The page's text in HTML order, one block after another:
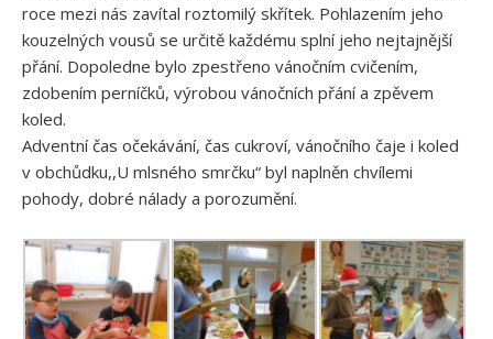
roce mezi nás zavítal roztomilý skřítek. Pohlazením jeho
kouzelných vousů se určitě každému splní jeho nejtajnější
přání. Dopoledne bylo zpestřeno vánočním cvičením,
zdobením perníčků, výrobou vánočních přání a zpěvem
koled.
Adventní čas očekávání, čas cukroví, vánočního čaje i koled
v obchůdku,,U mlsného smrčku“ byl naplněn chvílemi
pohody, dobré nálady a porozumění.